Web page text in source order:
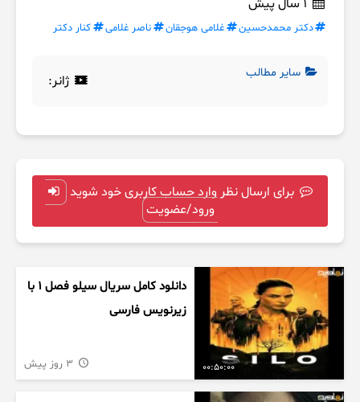
دکتر محمدحسین غلامی هوجقان ناصر غلامی کنار دکتر
سایر مطالب ژانر:
برای ارسال نظر وارد حساب کاربری خود شوید
ورود/عضویت
00:50:00
دانلود کامل سریال سیلو فصل ۱ با
زیرنویس فارسی